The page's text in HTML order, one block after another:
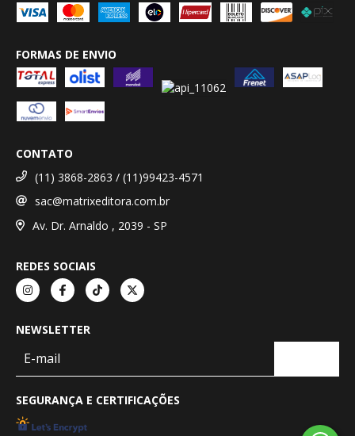
FORMAS DE ENVIO
CONTATO
(11) 3868-2863 / (11)99423-4571
sac@matrixeditora.com.br
Av. Dr. Arnaldo , 2039 - SP
REDES SOCIAIS
NEWSLETTER
SEGURANÇA E CERTIFICAÇÕES